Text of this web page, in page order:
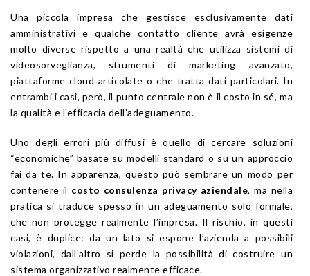
Una piccola impresa che gestisce esclusivamente dati
amministrativi e qualche contatto cliente avrà esigenze
molto diverse rispetto a una realtà che utilizza sistemi di
videosorveglianza, strumenti di marketing avanzato,
piattaforme cloud articolate o che tratta dati particolari. In
entrambi i casi, però, il punto centrale non è il costo in sé, ma
la qualità e l’efficacia dell’adeguamento.
Uno degli errori più diffusi è quello di cercare soluzioni
“economiche” basate su modelli standard o su un approccio
fai da te. In apparenza, questo può sembrare un modo per
contenere il costo consulenza privacy aziendale, ma nella
pratica si traduce spesso in un adeguamento solo formale,
che non protegge realmente l’impresa. Il rischio, in questi
casi, è duplice: da un lato si espone l’azienda a possibili
violazioni, dall’altro si perde la possibilità di costruire un
sistema organizzativo realmente efficace.